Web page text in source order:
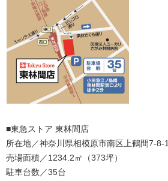
■東急ストア 東林間店
所在地／神奈川県相模原市南区上鶴間7‐8‐1
売場面積／1234.2㎡（373坪）
駐車台数／35台